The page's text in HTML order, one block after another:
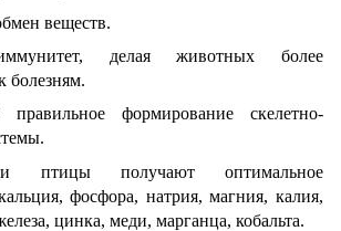
веществ.
делая животных более
болезням.
правильное формирование скелетно-
птицы получают оптимальное
фосфора, натрия, магния, калия,
цинка, меди, марганца, кобальта.